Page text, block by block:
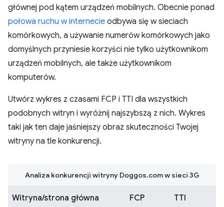
głównej pod kątem urządzeń mobilnych. Obecnie ponad
połowa ruchu w internecie odbywa się w sieciach
komórkowych, a używanie numerów komórkowych jako
domyślnych przyniesie korzyści nie tylko użytkownikom
urządzeń mobilnych, ale także użytkownikom
komputerów.
Utwórz wykres z czasami FCP i TTI dla wszystkich
podobnych witryn i wyróżnij najszybszą z nich. Wykres
taki jak ten daje jaśniejszy obraz skuteczności Twojej
witryny na tle konkurencji.
Witryna/strona główna FCP TTI
Analiza konkurencji witryny Doggos.com w sieci 3G